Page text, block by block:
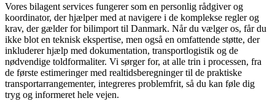
Vores bilagent services fungerer som en personlig rådgiver og
koordinator, der hjælper med at navigere i de komplekse regler og
krav, der gælder for bilimport til Danmark. Når du vælger os, får du
ikke blot en teknisk ekspertise, men også en omfattende støtte, der
inkluderer hjælp med dokumentation, transportlogistik og de
nødvendige toldformaliter. Vi sørger for, at alle trin i processen, fra
de første estimeringer med realtidsberegninger til de praktiske
transportarrangementer, integreres problemfrit, så du kan føle dig
tryg og informeret hele vejen.